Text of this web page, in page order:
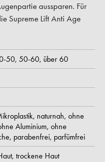
aussparen. Für
Supreme Lift Anti Age
50, 50-60, über 60
naturnah, ohne
Aluminium, ohne
parabenfrei, parfümfrei
trockene Haut